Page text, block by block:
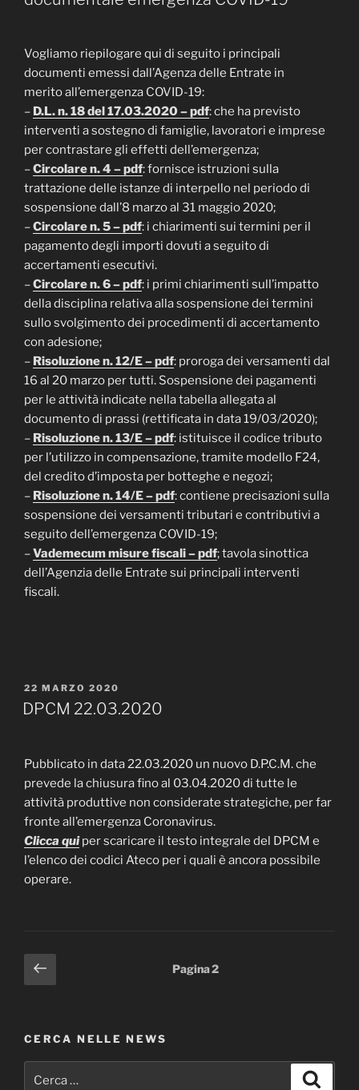
Vogliamo riepilogare qui di seguito i principali
documenti emessi dall’Agenza delle Entrate in
merito all’emergenza COVID-19:
– D.L. n. 18 del 17.03.2020 – pdf: che ha previsto
interventi a sostegno di famiglie, lavoratori e imprese
per contrastare gli effetti dell’emergenza;
–Circolare n. 4 – pdf: fornisce istruzioni sulla
trattazione delle istanze di interpello nel periodo di
sospensione dall’8 marzo al 31 maggio 2020;
–Circolare n. 5 – pdf: i chiarimenti sui termini per il
pagamento degli importi dovuti a seguito di
accertamenti esecutivi.
–Circolare n. 6 – pdf: i primi chiarimenti sull’impatto
della disciplina relativa alla sospensione dei termini
sullo svolgimento dei procedimenti di accertamento
con adesione;
– Risoluzione n. 12/E – pdf: proroga dei versamenti dal
16 al 20 marzo per tutti. Sospensione dei pagamenti
per le attività indicate nella tabella allegata al
documento di prassi (rettificata in data 19/03/2020);
– Risoluzione n. 13/E – pdf: istituisce il codice tributo
per l’utilizzo in compensazione, tramite modello F24,
del credito d’imposta per botteghe e negozi;
– Risoluzione n. 14/E – pdf: contiene precisazioni sulla
sospensione dei versamenti tributari e contributivi a
seguito dell’emergenza COVID-19;
–Vademecum misure fiscali – pdf; tavola sinottica
dell’Agenzia delle Entrate sui principali interventi
fiscali.
PUBBLICATO
IL
22 MARZO 2020
DPCM 22.03.2020
Pubblicato in data 22.03.2020 un nuovo D.P.C.M. che
prevede la chiusura fino al 03.04.2020 di tutte le
attività produttive non considerate strategiche, per far
fronte all’emergenza Coronavirus.
Clicca quiper scaricare il testo integrale del DPCM e
l’elenco dei codici Ateco per i quali è ancora possibile
operare.
Paginazione
degli
Pagina
precedente
Pagina2
CERCA NELLE NEWS